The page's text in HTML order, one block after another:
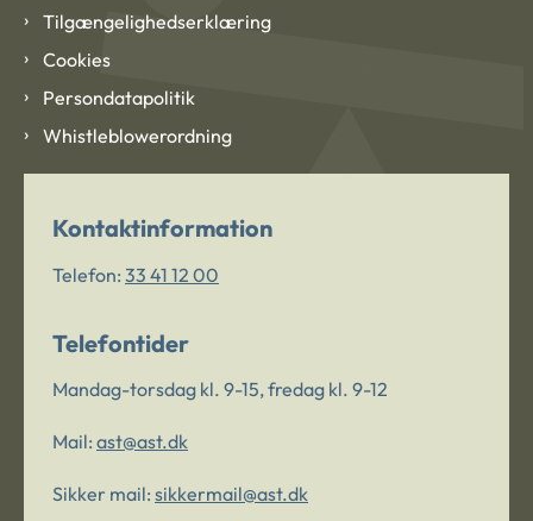
Tilgængelighedserklæring
Cookies
Persondatapolitik
Whistleblowerordning
Kontaktinformation
Telefon: 33 41 12 00
Telefontider
Mandag-torsdag kl. 9-15, fredag kl. 9-12
Mail: ast@ast.dk
Sikker mail: sikkermail@ast.dk